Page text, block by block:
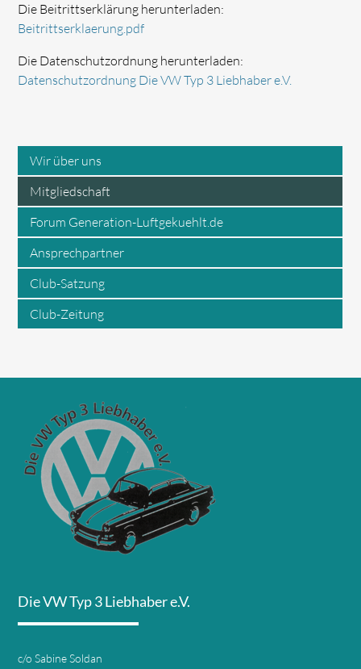
Die Beitrittserklärung herunterladen:
Beitrittserklaerung.pdf
Die Datenschutzordnung herunterladen:
Datenschutzordnung Die VW Typ 3 Liebhaber e.V.
Wir über uns
Mitgliedschaft
Forum Generation-Luftgekuehlt.de
Ansprechpartner
Club-Satzung
Club-Zeitung
Die VW Typ 3 Liebhaber e.V.
c/o Sabine Soldan